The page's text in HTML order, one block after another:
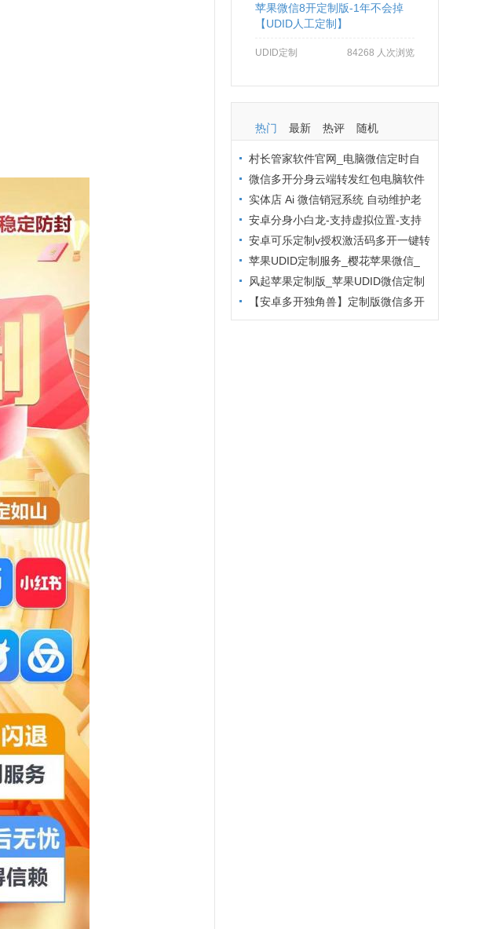
苹果微信8开定制版-1年不会掉
【UDID人工定制】
UDID定制 84268 人次浏览
热门 最新 热评 随机
村长管家软件官网_电脑微信定时自
动群发软件_村长管家微信营销
微信多开分身云端转发红包电脑软件
拒绝封号办法：从操作到环境全流程避
坑
实体店 Ai 微信销冠系统 自动维护老
客户 24 小时在线客服解决方案
安卓分身小白龙-支持虚拟位置-支持
主题更换
安卓可乐定制v授权激活码多开一键转
发苹果UDID定制服务_樱花苹果微信_
定制多开专属版本
风起苹果定制版_苹果UDID微信定制
_微信分身定制服务
【安卓多开独角兽】定制版微信多开
防封6.2版本